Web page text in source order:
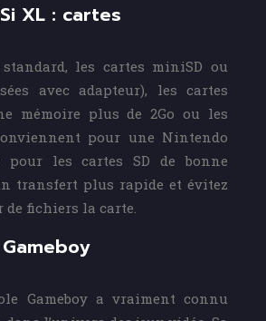
XL : cartes
standard, les cartes miniSD ou
avec adapteur), les cartes
mémoire plus de 2Go ou les
pour une Nintendo
pour les cartes SD de bonne
transfert plus rapide et évitez
de fichiers la carte.
Gameboy a vraiment connu